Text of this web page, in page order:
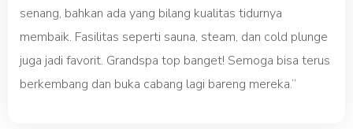
senang, bahkan ada yang bilang kualitas tidurnya
membaik. Fasilitas seperti sauna, steam, dan cold plunge
juga jadi favorit. Grandspa top banget! Semoga bisa terus
berkembang dan buka cabang lagi bareng mereka.”